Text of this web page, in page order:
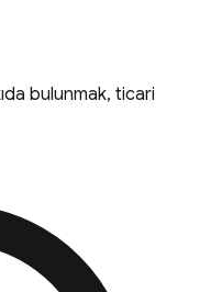
bulunmak, ticari